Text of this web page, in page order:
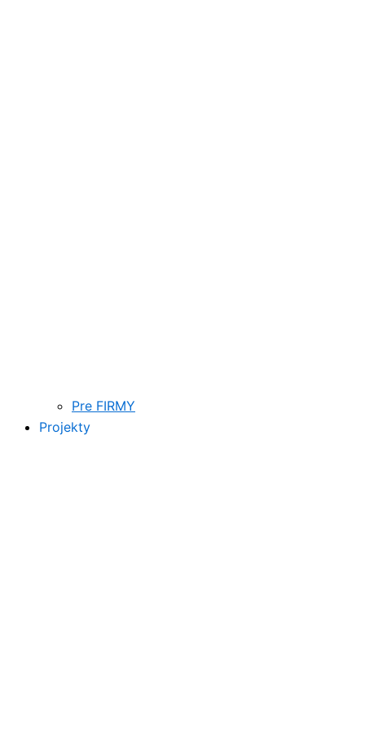
Pre FIRMY
Projekty